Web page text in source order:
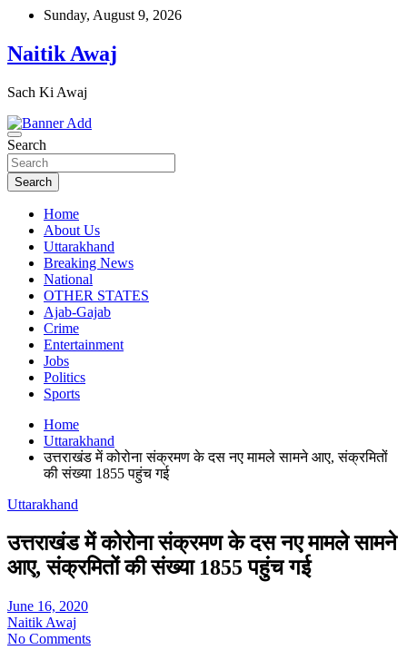
Skip
content
Sunday, August 9, 2026
Naitik Awaj
Sach Ki Awaj
Search
Search
Home
About Us
Uttarakhand
Breaking News
National
OTHER STATES
Ajab-Gajab
Crime
Entertainment
Jobs
Politics
Sports
Home
Uttarakhand
उत्तराखंड में कोरोना संक्रमण के दस नए मामले सामने आए, संक्रमितों
की संख्या 1855 पहुंच गई
Uttarakhand
उत्तराखंड में कोरोना संक्रमण के दस नए मामले सामने
आए, संक्रमितों की संख्या 1855 पहुंच गई
June 16, 2020
Naitik Awaj
No Comments